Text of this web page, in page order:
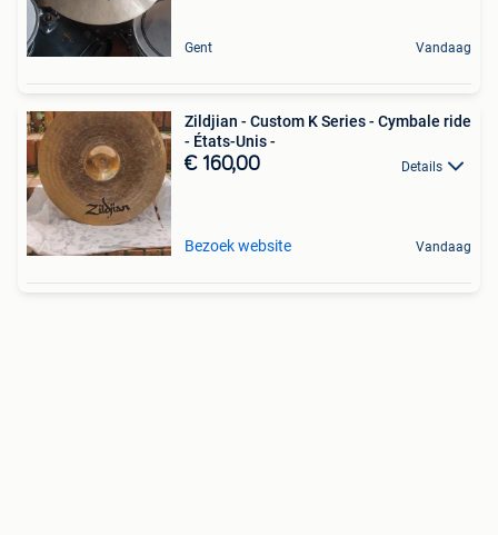
Gent Vandaag
Zildjian - Custom K Series - Cymbale ride
- États-Unis -
€ 160,00 Details
Bezoek website Vandaag